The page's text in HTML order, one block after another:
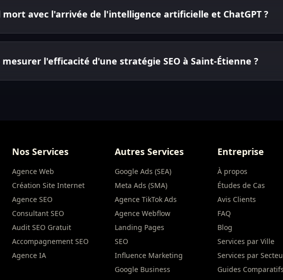
mort avec l'arrivée de l'intelligence artificielle et ChatGPT ?
l'efficacité d'une stratégie SEO à Saint-Étienne ?
Nos Services
Agence Web
Création Site Internet
Agence SEO
Consultant SEO
Audit SEO Gratuit
Accompagnement SEO
Agence IA
Autres Services
Google Ads (SEA)
Meta Ads (SMA)
Agence TikTok Ads
Agence Webflow
Landing Pages
SEO
Influence Marketing
Google Business
Entreprise
À propos
Études de Cas
Avis Clients
FAQ
Blog
Services par Ville
Services par
Guides Comparatifs